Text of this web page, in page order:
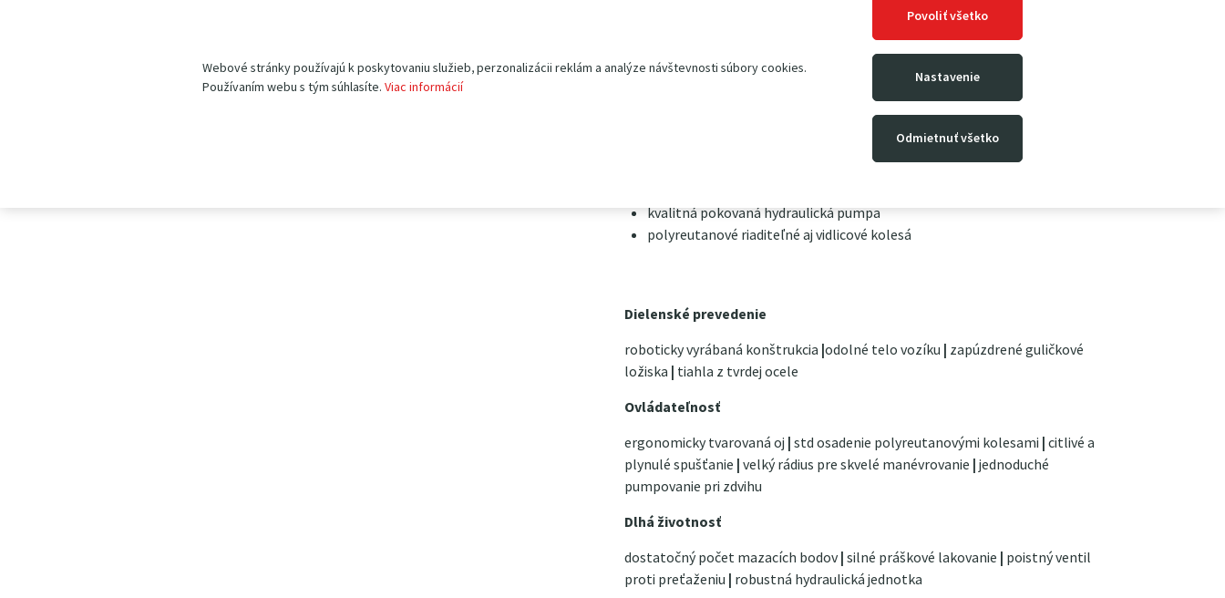
Webové stránky používajú k poskytovaniu služieb, perzonalizácii reklám a analýze návštevnosti súbory cookies.
Používaním webu s tým súhlasíte. Viac informácií
Povoliť všetko
Nastavenie
Odmietnuť všetko
kvalitného polyuretánu. Takéto kolesá sú vhodné pre takmer každý povrch, sú
smerovo stabilné a majú dlhú životnosť; na prianie je možné však zameniť za
kvalitná pokovaná hydraulická pumpa
polyreutanové riaditeľné aj vidlicové kolesá
Dielenské prevedenie
roboticky vyrábaná konštrukcia |odolné telo vozíku | zapúzdrené guličkové
ložiska | tiahla z tvrdej ocele
Ovládateľnosť
ergonomicky tvarovaná oj |std osadenie polyreutanovými kolesami |citlivé a
plynulé spušťanie |velký rádius pre skvelé manévrovanie |jednoduché
pumpovanie pri zdvihu
Dlhá životnosť
dostatočný počet mazacích bodov|silné práškové lakovanie | poistný ventil
proti preťaženiu | robustná hydraulická jednotka